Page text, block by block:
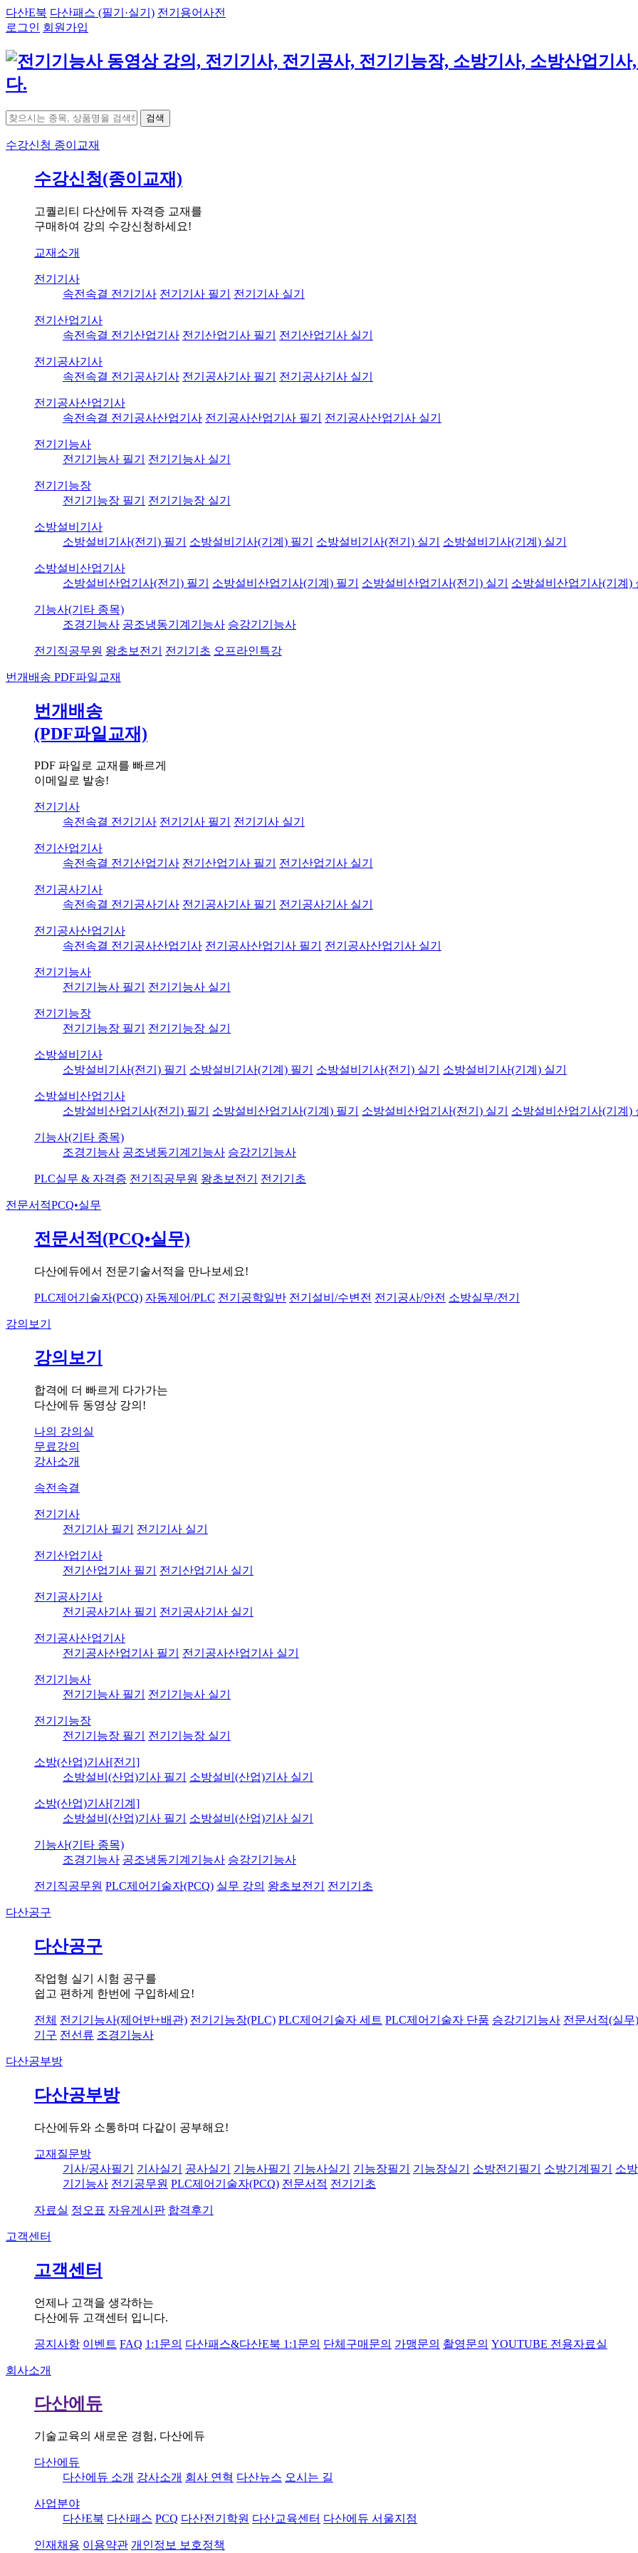
다산E북 다산패스 (필기·실기) 전기용어사전
로그인 회원가입
검색
수강신청 종이교재
수강신청(종이교재)
고퀄리티 다산에듀 자격증 교재를
구매하여 강의 수강신청하세요!
교재소개
전기기사
속전속결 전기기사 전기기사 필기 전기기사 실기
전기산업기사
속전속결 전기산업기사 전기산업기사 필기 전기산업기사 실기
전기공사기사
속전속결 전기공사기사 전기공사기사 필기 전기공사기사 실기
전기공사산업기사
속전속결 전기공사산업기사 전기공사산업기사 필기 전기공사산업기사 실기
전기기능사
전기기능사 필기
전기기능사 실기
전기기능장
전기기능장 필기
전기기능장 실기
소방설비기사
소방설비기사(전기) 필기
소방설비기사(기계) 필기 소방설비기사(전기) 실기 소방설비기사(기계) 실기
소방설비산업기사
소방설비산업기사(전기) 필기
소방설비산업기사(기계) 필기 소방설비산업기사(전기) 실기 소방설비산업기사(기계)
기능사(기타 종목)
조경기능사 공조냉동기계기능사 승강기기능사
전기직공무원 왕초보전기 전기기초 오프라인특강
번개배송 PDF파일교재
번개배송
(PDF파일교재)
PDF 파일로 교재를 빠르게
이메일로 발송!
전기기사
속전속결 전기기사 전기기사 필기 전기기사 실기
전기산업기사
속전속결 전기산업기사 전기산업기사 필기 전기산업기사 실기
전기공사기사
속전속결 전기공사기사 전기공사기사 필기 전기공사기사 실기
전기공사산업기사
속전속결 전기공사산업기사 전기공사산업기사 필기 전기공사산업기사 실기
전기기능사
전기기능사 필기
전기기능사 실기
전기기능장
전기기능장 필기
전기기능장 실기
소방설비기사
소방설비기사(전기) 필기
소방설비기사(기계) 필기 소방설비기사(전기) 실기 소방설비기사(기계) 실기
소방설비산업기사
소방설비산업기사(전기) 필기
소방설비산업기사(기계) 필기 소방설비산업기사(전기) 실기 소방설비산업기사(기계)
기능사(기타 종목)
조경기능사 공조냉동기계기능사 승강기기능사
PLC실무 & 자격증 전기직공무원 왕초보전기 전기기초
전문서적PCQ•실무
전문서적(PCQ•실무)
다산에듀에서 전문기술서적을 만나보세요!
PLC제어기술자(PCQ) 자동제어/PLC 전기공학일반 전기설비/수변전 전기공사/안전 소방실무/전기
강의보기
강의보기
합격에 더 빠르게 다가가는
다산에듀 동영상 강의!
나의 강의실
무료강의
강사소개
속전속결
전기기사
전기기사 필기
전기기사 실기
전기산업기사
전기산업기사 필기
전기산업기사 실기
전기공사기사
전기공사기사 필기
전기공사기사 실기
전기공사산업기사
전기공사산업기사 필기
전기공사산업기사 실기
전기기능사
전기기능사 필기
전기기능사 실기
전기기능장
전기기능장 필기
전기기능장 실기
소방(산업)기사[전기]
소방설비(산업)기사 필기
소방설비(산업)기사 실기
소방(산업)기사[기계]
소방설비(산업)기사 필기
소방설비(산업)기사 실기
기능사(기타 종목)
조경기능사 공조냉동기계기능사 승강기기능사
전기직공무원 PLC제어기술자(PCQ) 실무 강의 왕초보전기 전기기초
다산공구
다산공구
작업형 실기 시험 공구를
쉽고 편하게 한번에 구입하세요!
전체 전기기능사(제어반+배관) 전기기능장(PLC) PLC제어기술자 세트 PLC제어기술자 단품 승강기기능사 전문서적(실
기구 전선류 조경기능사
다산공부방
다산공부방
다산에듀와 소통하며 다같이 공부해요!
교재질문방
기사/공사필기
기사실기 공사실기 기능사필기 기능사실기 기능장필기 기능장실기 소방전기필기 소방기계필기
소
기기능사 전기공무원 PLC제어기술자(PCQ) 전문서적 전기기초
자료실 정오표 자유게시판 합격후기
고객센터
고객센터
언제나 고객을 생각하는
다산에듀 고객센터 입니다.
공지사항 이벤트 FAQ 1:1문의 다산패스&다산E북 1:1문의 단체구매문의 가맹문의 촬영문의 YOUTUBE 전용자료실
회사소개
다산에듀
기술교육의 새로운 경험, 다산에듀
다산에듀
다산에듀 소개 강사소개 회사 연혁 다산뉴스 오시는 길
사업분야
다산E북 다산패스 PCQ 다산전기학원 다산교육센터 다산에듀 서울지점
인재채용 이용약관 개인정보 보호정책